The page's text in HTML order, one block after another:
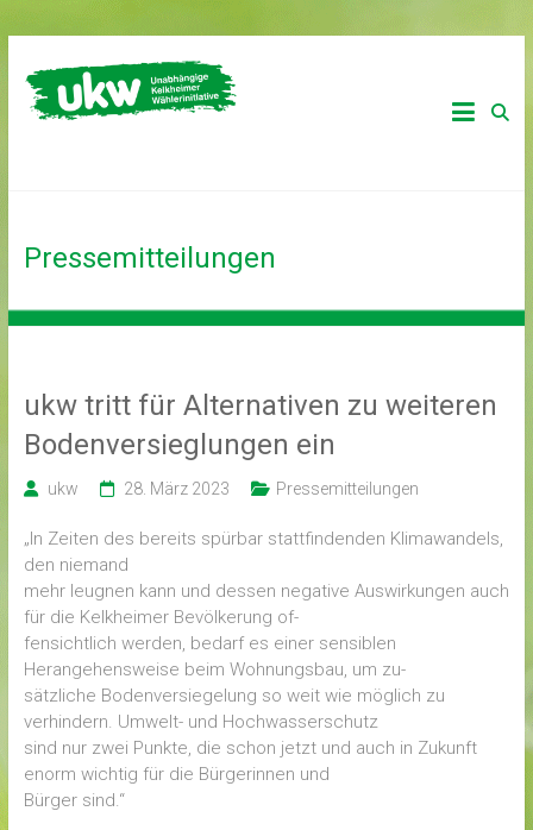
Inhalt
springen
ukw
Unabhängige
Kelkheimer
Pressemitteilungen
ukw tritt für Alternativen zu weiteren
Bodenversieglungen ein
ukw 28. März 2023 Pressemitteilungen
„In Zeiten des bereits spürbar stattfindenden Klimawandels,
den niemand
mehr leugnen kann und dessen negative Auswirkungen auch
für die Kelkheimer Bevölkerung of-
fensichtlich werden, bedarf es einer sensiblen
Herangehensweise beim Wohnungsbau, um zu-
sätzliche Bodenversiegelung so weit wie möglich zu
verhindern. Umwelt- und Hochwasserschutz
sind nur zwei Punkte, die schon jetzt und auch in Zukunft
enorm wichtig für die Bürgerinnen und
Bürger sind.“